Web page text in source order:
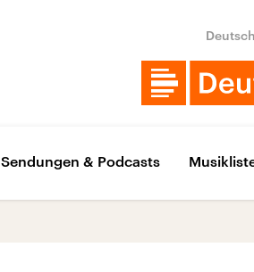
Sendungen & Podcasts